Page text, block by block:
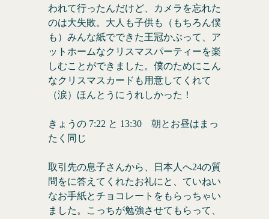
われて行ったんだけど、カメラを忘れた
のは大失敗。大人も子供も（もちろん僕
も）みんな紙でできた王冠かぶって、ア
ットホームなクリスマスパーティーを楽
しむことができました。僕のためにこん
なクリスマスカードも用意してくれて
（涙）ほんとうにうれしかった！
きょうの 7:22 と 13:30 朝とお昼はまっ
たく同じ
取引先の息子さんから、日本人へ24の質
問をに答えてくれたお礼にと、ていねい
なお手紙とチョコレートをもらっちゃい
ました。こっちが勉強させてもらって、